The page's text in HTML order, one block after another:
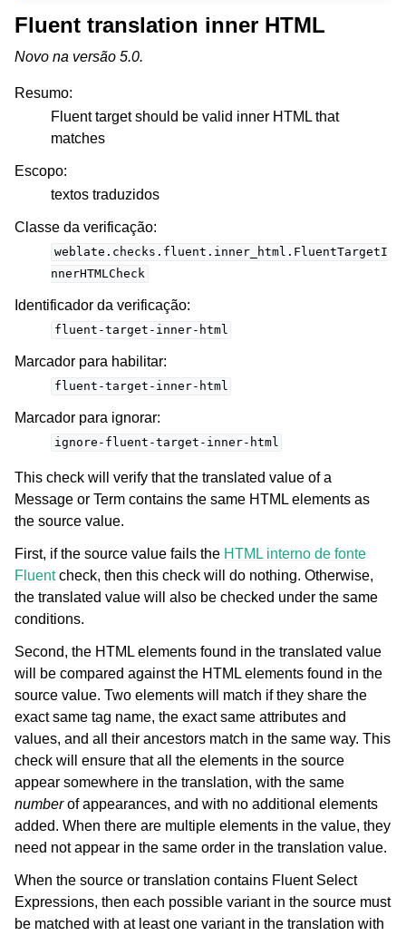
Fluent translation inner HTML
Novo na versão 5.0.
Resumo:
Fluent target should be valid inner HTML that
matches
Escopo:
textos traduzidos
Classe da verificação:
weblate.checks.fluent.inner_html.FluentTargetI
nnerHTMLCheck
Identificador da verificação:
fluent-target-inner-html
Marcador para habilitar:
fluent-target-inner-html
Marcador para ignorar:
ignore-fluent-target-inner-html
This check will verify that the translated value of a
Message or Term contains the same HTML elements as
the source value.
First, if the source value fails the HTML interno de fonte
Fluentcheck, then this check will do nothing. Otherwise,
the translated value will also be checked under the same
conditions.
Second, the HTML elements found in the translated value
will be compared against the HTML elements found in the
source value. Two elements will match if they share the
exact same tag name, the exact same attributes and
values, and all their ancestors match in the same way. This
check will ensure that all the elements in the source
appear somewhere in the translation, with the same
numberof appearances, and with no additional elements
added. When there are multiple elements in the value, they
need not appear in the same order in the translation value.
When the source or translation contains Fluent Select
Expressions, then each possible variant in the source must
be matched with at least one variant in the translation with